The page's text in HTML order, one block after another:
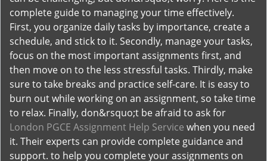
complete guide to managing your time effectively.
First, you organize daily tasks by importance, create a
schedule, and stick to it. Secondly, manage your tasks,
focus on the most important assignments first, and
then move on to the less stressful tasks. Thirdly, make
sure to take breaks and practice self-care. It is easy to
burn out while working on an assignment, so take time
to relax. Finally, don&rsquo;t be afraid to ask for
London PGCE Assignment Help Service when you need
it. Their experts can provide complete guidance and
support. to help you complete your assignments on